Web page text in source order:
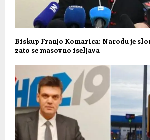
Biskup Franjo Komarica: Narodu je
zato se masovno iseljava